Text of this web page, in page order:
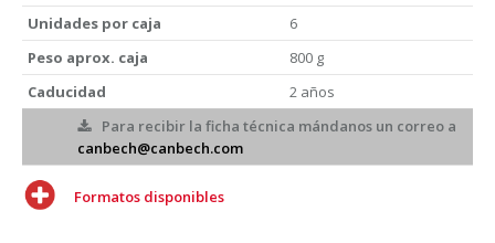
Unidades por caja
6
Peso aprox. caja
800 g
Caducidad
2 años
Para recibir la ficha técnica mándanos un correo a
canbech@canbech.com
Formatos disponibles